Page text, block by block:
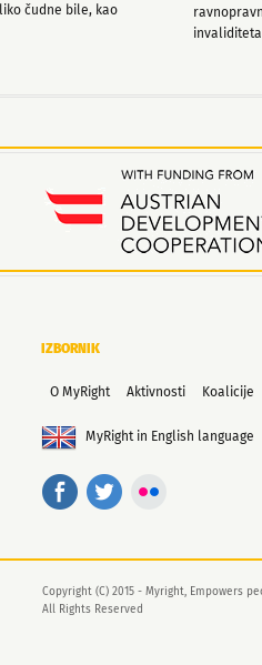
čudne bile, kao
IZBORNIK
O MyRight Aktivnosti Koalicije
MyRight in English language
Copyright (C) 2015 - Myright, Empowers
All Rights Reserved